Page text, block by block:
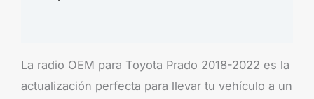
La radio OEM para Toyota Prado 2018-2022 es la
actualización perfecta para llevar tu vehículo a un